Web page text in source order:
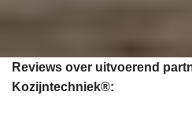
Reviews over uitvoerend
Kozijntechniek®: